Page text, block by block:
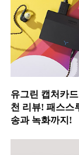
유그린 캡처카
천 리뷰! 패스스
송과 녹화까지!